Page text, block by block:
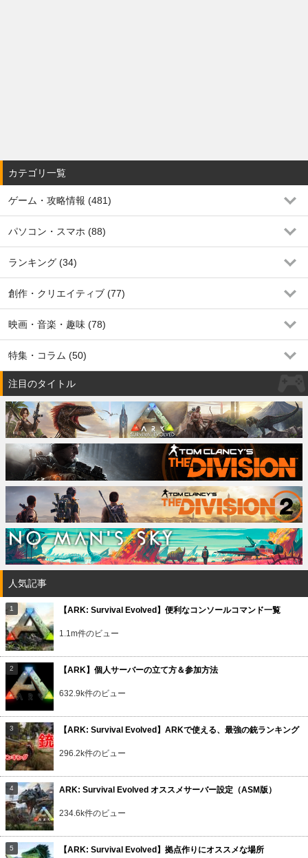
カテゴリ一覧
ゲーム・攻略情報 (481)
パソコン・スマホ (88)
ランキング (34)
創作・クリエイティブ (77)
映画・音楽・趣味 (78)
特集・コラム (50)
注目のタイトル
人気記事
【ARK: Survival Evolved】便利なコンソールコマンド一覧
1.1m件のビュー
【ARK】個人サーバーの立て方＆参加方法
632.9k件のビュー
【ARK: Survival Evolved】ARKで使える、最強の銃ランキング
296.2k件のビュー
ARK: Survival Evolved オススメサーバー設定（ASM版）
234.6k件のビュー
【ARK: Survival Evolved】拠点作りにオススメな場所